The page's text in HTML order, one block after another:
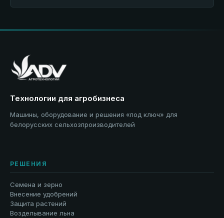
Технологии для агробизнеса
Машины, оборудование и решения «под ключ» для
белорусских сельхозпроизводителей
РЕШЕНИЯ
Семена и зерно
Внесение удобрений
Защита растений
Возделывание льна